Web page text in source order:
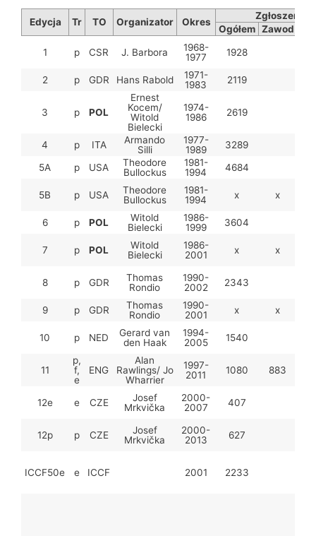
Edycja Tr TO Organizator Okres
Zgłoszenia
Ogółem Zawod
1 p CSR J. Barbora
1968-
1977
1928
2 p GDR Hans Rabold
1971-
1983
2119
3 p POL
Ernest
Kocem/
Witold
Bielecki
1974-
1986
2619
4 p ITA
Armando
Silli
1977-
1989
3289
5A
p USA
Theodore
Bullockus
1981-
1994
4684
5B p USA
Theodore
Bullockus
1981-
1994
x x
6 p POL
Witold
Bielecki
1986-
1999
3604
7 p POL
Witold
Bielecki
1986-
2001
x x
8 p GDR
Thomas
Rondio
1990-
2002
2343
9 p GDR
Thomas
Rondio
1990-
2001
x x
10 p NED
Gerard van
den Haak
1994-
2005
1540
11
p,
f,
e
ENG
Alan
Rawlings/ Jo
Wharrier
1997-
2011
1080 883
12e e CZE
Josef
Mrkvička
2000-
2007
407
12p p CZE
Josef
Mrkvička
2000-
2013
627
ICCF50e e ICCF 2001 2233